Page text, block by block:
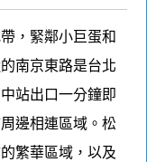
，緊鄰小巨蛋和
南京東路是台北
站出口一分鐘即
邊相連區域。松
繁華區域，以及